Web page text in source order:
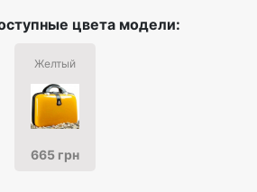
цвета модели:
Желтый
665 грн